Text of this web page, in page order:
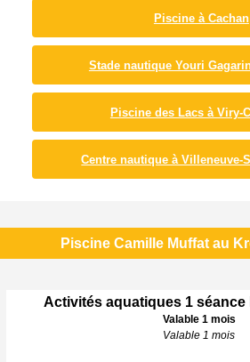
Piscine à Cachan
Stade nautique Youri
Piscine des Lacs à Viry-
Centre nautique à Villeneuve-
Piscine Camille Muffat au
Activités aquatiques 1
Valable 1 mois
Valable 1 mois